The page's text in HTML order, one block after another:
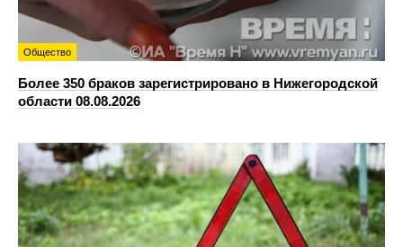
Общество
Более 350 браков зарегистрировано в Нижегородской
области 08.08.2026